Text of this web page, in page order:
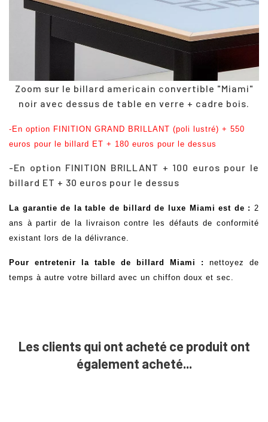
Zoom sur le billard americain convertible "Miami"
noir avec dessus de table en verre + cadre bois.
-En option FINITION GRAND BRILLANT (poli lustré) + 550
euros pour le billard ET + 180 euros pour le dessus
-En option FINITION BRILLANT + 100 euros pour le
billard ET + 30 euros pour le dessus
La garantie de la table de billard de luxe Miami est de : 2
ans à partir de la livraison contre les défauts de conformité
existant lors de la délivrance.
Pour entretenir la table de billard Miami :
nettoyez de
temps à autre votre billard avec un chiffon doux et sec.
Les clients qui ont acheté ce produit ont
également acheté...